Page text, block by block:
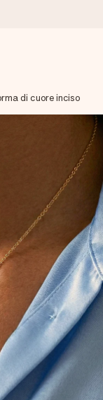
spediamo in un
giusto, quando
su Google
con il suo nome,
cuore. Nessuna
perfetto.
di cuore inciso